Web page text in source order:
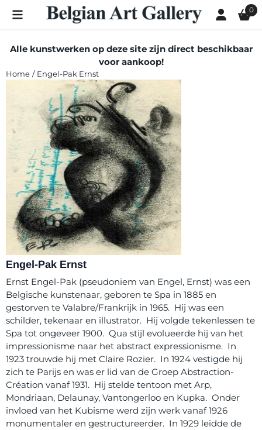
Cookievoorkeuren zijn momenteel gesloten. 0
Alle kunstwerken op deze site zijn direct beschikbaar
voor aankoop!
Home / Engel-Pak Ernst
Engel-Pak Ernst
Ernst Engel-Pak (pseudoniem van Engel, Ernst) was een
Belgische kunstenaar, geboren te Spa in 1885 en
gestorven te Valabre/Frankrijk in 1965. Hij was een
schilder, tekenaar en illustrator. Hij volgde tekenlessen te
Spa tot ongeveer 1900. Qua stijl evolueerde hij van het
impressionisme naar het abstract expressionisme. In
1923 trouwde hij met Claire Rozier. In 1924 vestigde hij
zich te Parijs en was er lid van de Groep Abstraction-
Création vanaf 1931. Hij stelde tentoon met Arp,
Mondriaan, Delaunay, Vantongerloo en Kupka. Onder
invloed van het Kubisme werd zijn werk vanaf 1926
monumentaler en gestructureerder. In 1929 leidde de